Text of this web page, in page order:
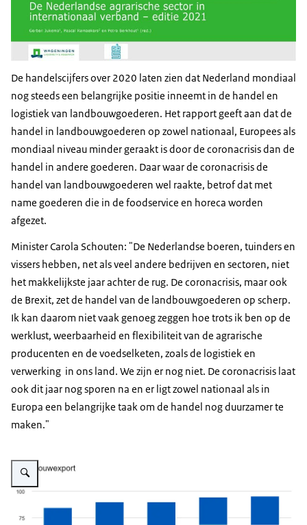
De handelscijfers over 2020 laten zien dat Nederland mondiaal
nog steeds een belangrijke positie inneemt in de handel en
logistiek van landbouwgoederen. Het rapport geeft aan dat de
handel in landbouwgoederen op zowel nationaal, Europees als
mondiaal niveau minder geraakt is door de coronacrisis dan de
handel in andere goederen. Daar waar de coronacrisis de
handel van landbouwgoederen wel raakte, betrof dat met
name goederen die in de foodservice en horeca worden
afgezet.
Minister Carola Schouten: "De Nederlandse boeren, tuinders en
vissers hebben, net als veel andere bedrijven en sectoren, niet
het makkelijkste jaar achter de rug. De coronacrisis, maar ook
de Brexit, zet de handel van de landbouwgoederen op scherp.
Ik kan daarom niet vaak genoeg zeggen hoe trots ik ben op de
werklust, weerbaarheid en flexibiliteit van de agrarische
producenten en de voedselketen, zoals de logistiek en
verwerking in ons land. We zijn er nog niet. De coronacrisis laat
ook dit jaar nog sporen na en er ligt zowel nationaal als in
Europa een belangrijke taak om de handel nog duurzamer te
maken."
Vergroot afbeelding Landbouwexport